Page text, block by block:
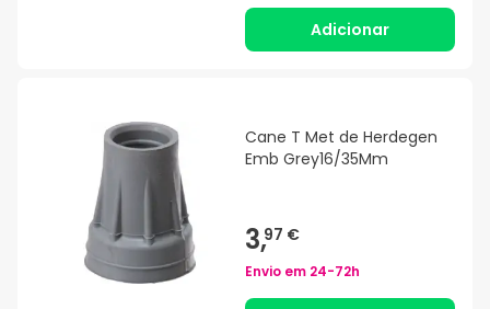
Adicionar
Cane T Met de Herdegen
Emb Grey16/35Mm
3,97 €
Envio em 24-72h